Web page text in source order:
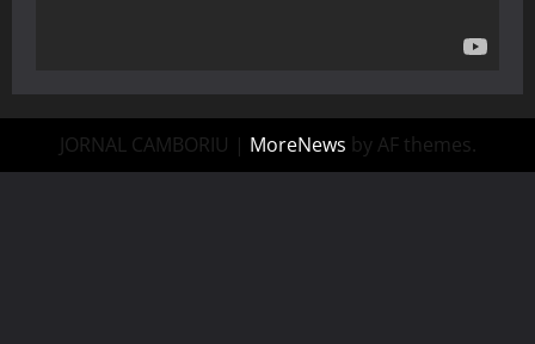
JORNAL CAMBORIU | MoreNews by AF themes.